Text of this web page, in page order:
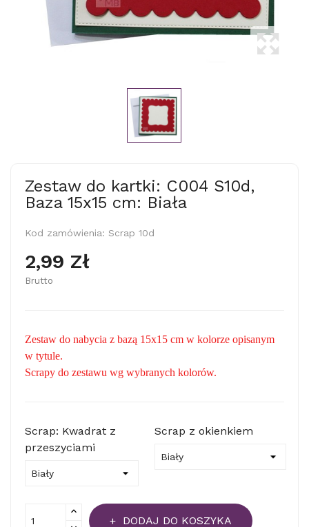
Zestaw do kartki: C004 S10d,
Baza 15x15 cm: Biała
Kod zamówienia: Scrap 10d
2,99 Zł
Brutto
Zestaw do nabycia z bazą 15x15 cm w kolorze opisanym
w tytule.
Scrapy do zestawu wg wybranych kolorów.
Scrap: Kwadrat z
przeszyciami
Scrap z okienkiem
DODAJ DO KOSZYKA